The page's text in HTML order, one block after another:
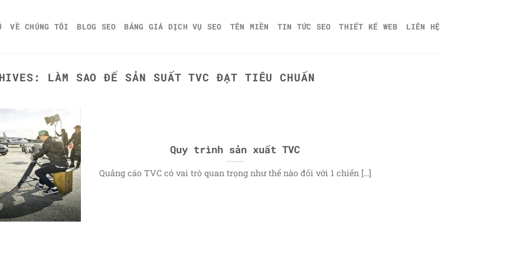
VỀ CHÚNG TÔI BLOG SEO BẢNG GIÁ DỊCH VỤ SEO TÊN MIỀN TIN TỨC SEO THIẾT KẾ WEB LIÊN HỆ
LÀM SAO ĐỂ SẢN SUẤT TVC ĐẠT TIÊU CHUẨN
Quy trình sản xuất TVC
Quảng cáo TVC có vai trò quan trọng như thế nào đối với 1 chiến [...]